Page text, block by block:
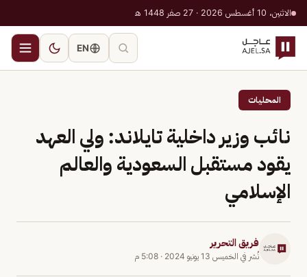
الاثنين، 10 أغسطس 2026 · 27 صفر 1448 هـ
EN
المحليات
نائب وزير داخلية تايلاند: ولي العهد
يقود مستقبل السعودية والعالم
الإسلامي
فريق التحرير
نُشر في الخميس 13 يونيو 2024 · 5:08 م